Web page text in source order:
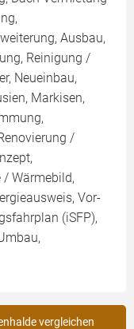
Ausbau,
Reinigung /
Neueinbau,
Markisen,
/
/ Wärmebild,
Vor-
(iSFP),
vergleichen